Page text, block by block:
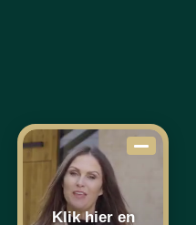
Klik hier en